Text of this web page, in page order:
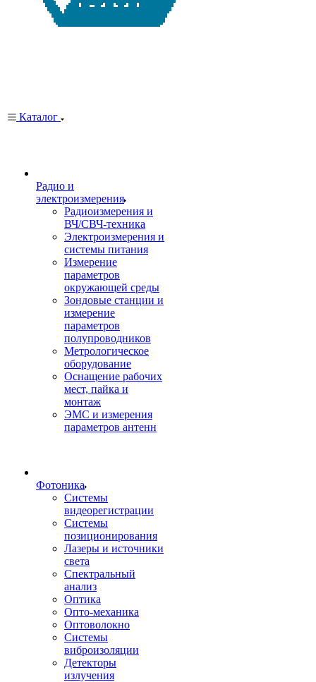
Каталог
Радио и
электроизмерения
Радиоизмерения и
ВЧ/СВЧ-техника
Электроизмерения и
системы питания
Измерение
параметров
окружающей среды
Зондовые станции и
измерение
параметров
полупроводников
Метрологическое
оборудование
Оснащение рабочих
мест, пайка и
монтаж
ЭМС и измерения
параметров антенн
Фотоника
Cистемы
видеорегистрации
Системы
позиционирования
Лазеры и источники
света
Спектральный
анализ
Оптика
Опто-механика
Оптоволокно
Системы
виброизоляции
Детекторы
излучения